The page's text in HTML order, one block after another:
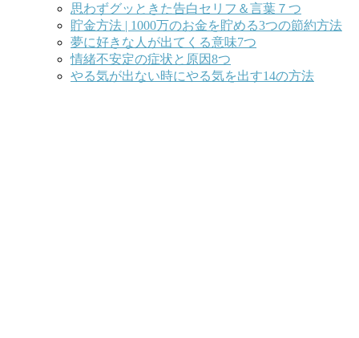
思わずグッときた告白セリフ＆言葉７つ
貯金方法 | 1000万のお金を貯める3つの節約方法
夢に好きな人が出てくる意味7つ
情緒不安定の症状と原因8つ
やる気が出ない時にやる気を出す14の方法